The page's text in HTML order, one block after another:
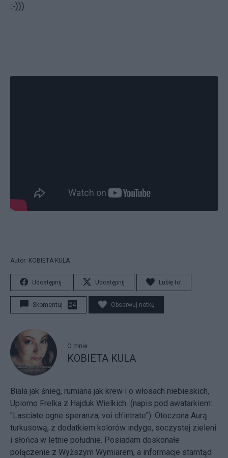
:-)))
Autor: KOBIETA KULA
Udostępnij Udostępnij Lubię to!
Skomentuj 24 Obserwuj notkę
O mnie
KOBIETA KULA
Biała jak śnieg, rumiana jak krew i o włosach niebieskich,
Upiorno Frelka z Hajduk Wielkich (napis pod awatarkiem:
"Lasciate ogne speranza, voi ch'intrate"). Otoczona Aurą
turkusową, z dodatkiem kolorów indygo, soczystej zieleni
i słońca w letnie południe. Posiadam doskonałe
połączenie z Wyższym Wymiarem, a informacje stamtąd